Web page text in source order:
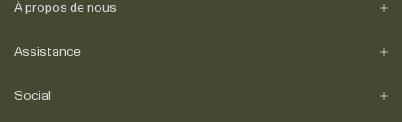
À propos de nous
Notre héritage
Journals
Carrière
Assistance
FAQs
Livraison
Social